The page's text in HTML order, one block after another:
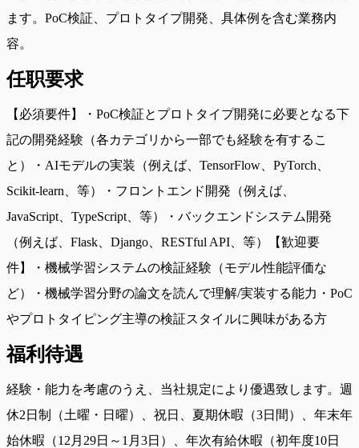
ます。PoC検証、プロトタイプ開発、具体例を含む業務内
容。
任职要求
【必須要件】・PoC検証とプロトタイプ開発に必要となる下
記の開発経験（各カテゴリから一部でも経験を有するこ
と）・AIモデルの実装（例えば、TensorFlow、PyTorch、
Scikit-learn、等）・フロントエンド開発（例えば、
JavaScript、TypeScript、等）・バックエンドシステム開発
（例えば、Flask、Django、RESTful API、等）【歓迎要
件】・機械学習システムの検証経験（モデル性能評価な
ど）・機械学習分野の論文を読んで理解/実装する能力・PoC
やプロトタイピング主導の検証スタイルに興味がある方
福利待遇
経験・能力を考慮のうえ、当社規定により優遇致します。週
休2日制（土曜・日曜）、祝日、夏期休暇（3日間）、年末年
始休暇（12月29日～1月3日）、年次有給休暇（初年度10日